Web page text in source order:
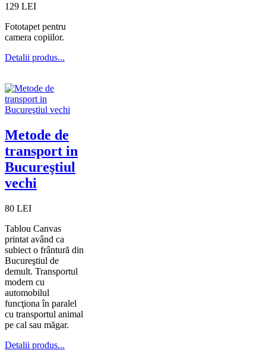
129 LEI
Fototapet pentru
camera copiilor.
Detalii produs...
Metode de
transport in
Bucureştiul
vechi
80 LEI
Tablou Canvas
printat având ca
subiect o frântură din
Bucureştiul de
demult. Transportul
modern cu
automobilul
funcţiona în paralel
cu transportul animal
pe cal sau măgar.
Detalii produs...